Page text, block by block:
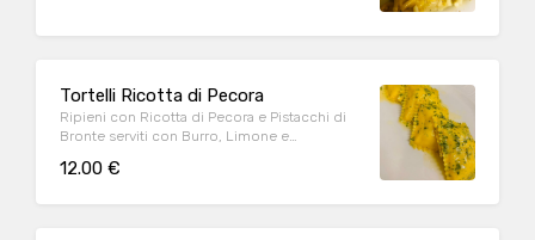
Tortelli Ricotta di Pecora
Ripieni con Ricotta di Pecora e Pistacchi di
Bronte serviti con Burro, Limone e
12.00 €